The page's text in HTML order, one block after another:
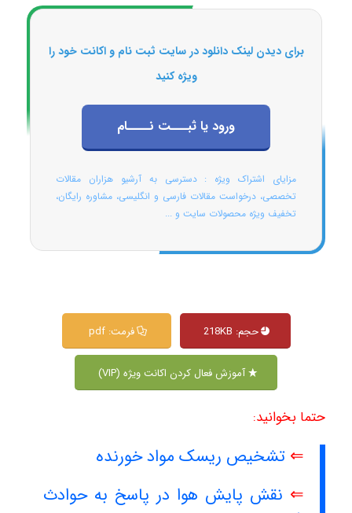
برای دیدن لینک دانلود در سایت ثبت نام و اکانت خود را
ویژه کنید
ورود یا ثبـــت نــــام
مزایای اشتراک ویژه : دسترسی به آرشیو هزاران مقالات
تخصصی، درخواست مقالات فارسی و انگلیسی، مشاوره رایگان،
تخفیف ویژه محصولات سایت و ...
حجم: 218KB فرمت: pdf
آموزش فعال کردن اکانت ویژه (VIP)
حتما بخوانید:
⇐ تشخیص ریسک مواد خورنده
⇐ نقش پایش هوا در پاسخ به حوادث